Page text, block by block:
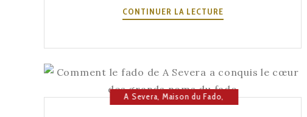
CONTINUER LA LECTUREQUE
ALTO
PENDANT
L’AUTOMNE
A Severa,Maison du Fado,